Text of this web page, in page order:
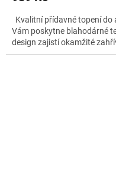
Kvalitní přídavné topení do
Vám poskytne blahodárné
design zajistí okamžité